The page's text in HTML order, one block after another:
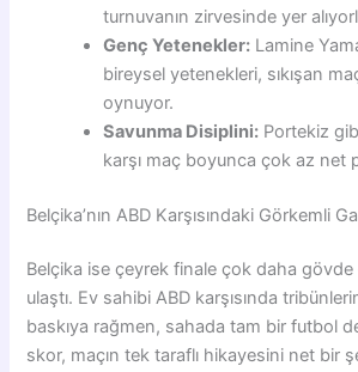
turnuvanın zirvesinde yer
Genç Yetenekler: Lamine
bireysel yetenekleri, sıkışan
oynuyor.
Savunma Disiplini: Portekiz
karşı maç boyunca çok az net
Belçika’nın ABD Karşısındaki Görkemli
Belçika ise çeyrek finale çok daha
ulaştı. Ev sahibi ABD karşısında
baskıya rağmen, sahada tam bir futbol
skor, maçın tek taraflı hikayesini net bir